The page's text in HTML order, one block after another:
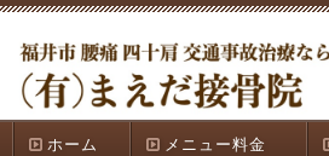
ホーム メニュー料金